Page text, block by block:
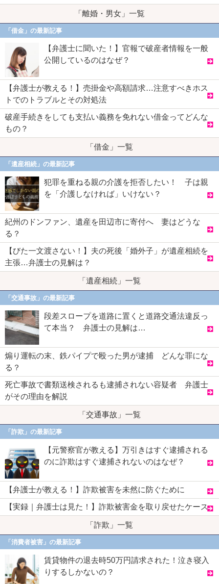
「離婚・男女」一覧
「借金」の最新記事
【弁護士に聞いた！】官報で破産者情報を一般
公開しているのはなぜ？
【弁護士が教える！】売掛金や高額請求…注意すべきホス
トでのトラブルとその対処法
破産手続きをしても支払い義務を免れない借金ってどんな
もの？
「借金」一覧
「遺産相続」の最新記事
犯罪を重ねる親の介護を拒否したい！ 子は親
を「介護しなければ」いけない？
紀州のドンファン、遺産を田辺市に寄付へ 妻はどうな
る？
【びた一文渡さない！】夫の死後「婚外子」が遺産相続を
主張…弁護士の見解は？
「遺産相続」一覧
「交通事故」の最新記事
段差スロープを道路に置くと道路交通法違反っ
て本当？ 弁護士の見解は…
煽り運転の末、鉄パイプで殴った男が逮捕 どんな罪にな
る？
死亡事故で書類送検されるも逮捕されない容疑者 弁護士
がその理由を解説
「交通事故」一覧
「詐欺」の最新記事
【元警察官が教える】万引きはすぐ逮捕される
のに詐欺はすぐ逮捕されないのはなぜ？
【弁護士が教える！】詐欺被害を未然に防ぐために
【実録｜弁護士は見た！】詐欺被害金を取り戻せたケース
「詐欺」一覧
「消費者被害」の最新記事
賃貸物件の退去時50万円請求された！泣き寝入
りするしかないの？